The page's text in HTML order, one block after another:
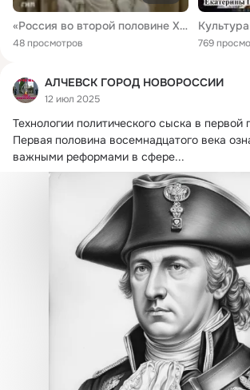
«Россия во второй половине XVIII века: Екатерина Великая и Павел I»
48 просмотров 769
АЛЧЕВСК ГОРОД НОВОРОССИИ
12 июл 2025
Технологии политического сыска в первой
Первая половина восемнадцатого века
важными реформами в сфере...